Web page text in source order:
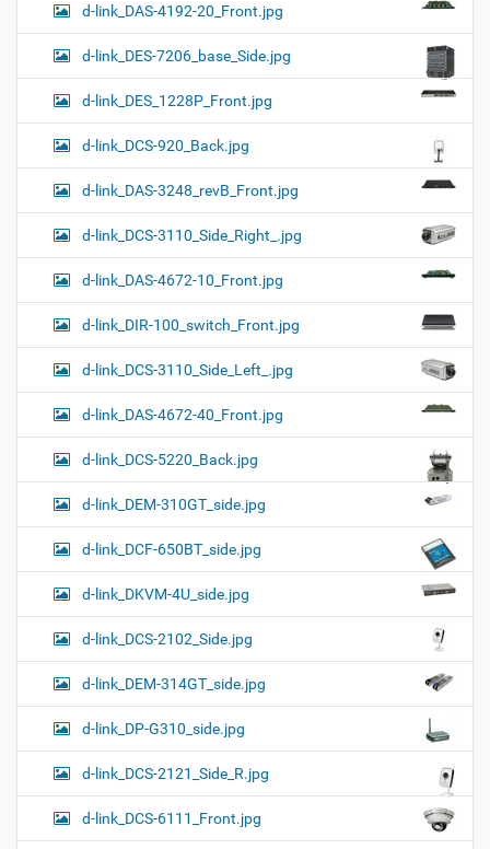
d-link_DAS-4192-20_Front.jpg
d-link_DES-7206_base_Side.jpg
d-link_DES_1228P_Front.jpg
d-link_DCS-920_Back.jpg
d-link_DAS-3248_revB_Front.jpg
d-link_DCS-3110_Side_Right_.jpg
d-link_DAS-4672-10_Front.jpg
d-link_DIR-100_switch_Front.jpg
d-link_DCS-3110_Side_Left_.jpg
d-link_DAS-4672-40_Front.jpg
d-link_DCS-5220_Back.jpg
d-link_DEM-310GT_side.jpg
d-link_DCF-650BT_side.jpg
d-link_DKVM-4U_side.jpg
d-link_DCS-2102_Side.jpg
d-link_DEM-314GT_side.jpg
d-link_DP-G310_side.jpg
d-link_DCS-2121_Side_R.jpg
d-link_DCS-6111_Front.jpg